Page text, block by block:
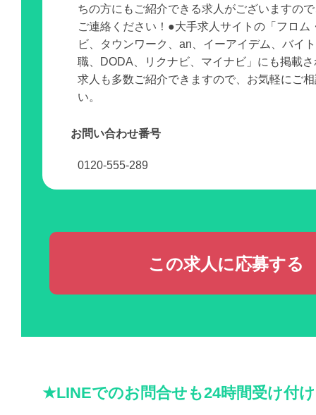
ちの方にもご紹介できる求人がございますの
ご連絡ください！●大手求人サイトの「フロム
ビ、タウンワーク、an、イーアイデム、バイ
職、DODA、リクナビ、マイナビ」にも掲載
求人も多数ご紹介できますので、お気軽にご
い。
お問い合わせ番号
0120-555-289
この求人に応募する
★LINEでのお問合せも24時間受け付